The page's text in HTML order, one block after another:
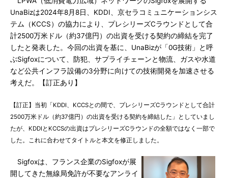
UnaBizは2024年8月8日、KDDI、京セラコミュニケーションシス
テム（KCCS）の協力により、プレシリーズCラウンドとして合
計2500万米ドル（約37億円）の出資を受ける契約の締結を完了
したと発表した。今回の出資を基に、UnaBizが「0G技術」と呼
ぶSigfoxについて、防犯、サプライチェーンと物流、ガスや水道
など公共インフラ設備の3分野に向けての技術開発を加速させる
考えだ。【訂正あり】
【訂正】当初「KDDI、KCCSとの間で、プレシリーズCラウンドとして合計
2500万米ドル（約37億円）の出資を受ける契約を締結した」としていまし
たが、KDDIとKCCSの出資はプレシリーズCラウンドの全額ではなく一部で
した。これに合わせてタイトルと本文を修正しました。
Sigfoxは、フランス企業のSigfoxが展
開してきた無線局免許が不要なアンライ